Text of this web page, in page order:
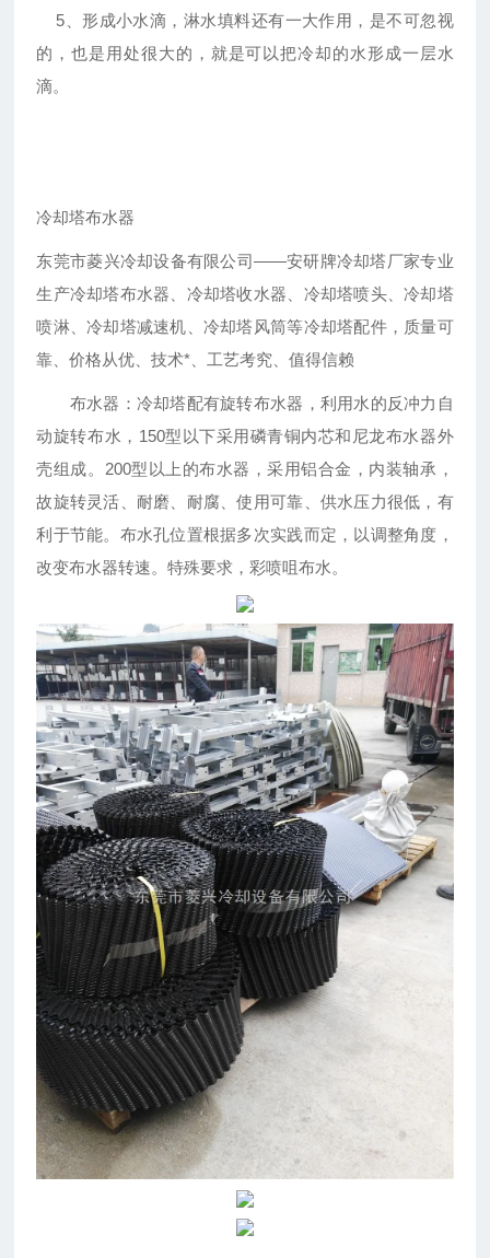
5、形成小水滴，淋水填料还有一大作用，是不可忽视
的，也是用处很大的，就是可以把冷却的水形成一层水
滴。
冷却塔布水器
东莞市菱兴冷却设备有限公司——安研牌冷却塔厂家专业
生产冷却塔布水器、冷却塔收水器、冷却塔喷头、冷却塔
喷淋、冷却塔减速机、冷却塔风筒等冷却塔配件，质量可
靠、价格从优、技术*、工艺考究、值得信赖
布水器：冷却塔配有旋转布水器，利用水的反冲力自
动旋转布水，150型以下采用磷青铜内芯和尼龙布水器外
壳组成。200型以上的布水器，采用铝合金，内装轴承，
故旋转灵活、耐磨、耐腐、使用可靠、供水压力很低，有
利于节能。布水孔位置根据多次实践而定，以调整角度，
改变布水器转速。特殊要求，彩喷咀布水。